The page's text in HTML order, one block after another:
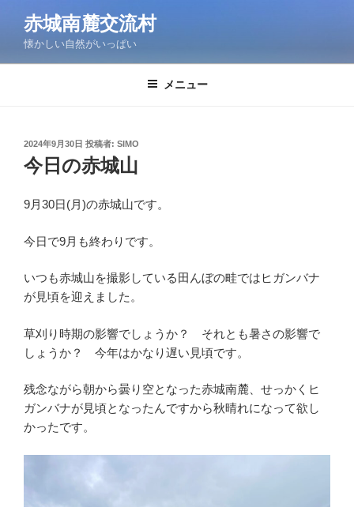
ン
赤城南麓交流村
懐かしい自然がいっぱい
メニュー
投
稿
日:
2024年9月30日 投稿者: SIMO
今日の赤城山
9月30日(月)の赤城山です。
今日で9月も終わりです。
いつも赤城山を撮影している田んぼの畦ではヒガンバナ
が見頃を迎えました。
草刈り時期の影響でしょうか？ それとも暑さの影響で
しょうか？ 今年はかなり遅い見頃です。
残念ながら朝から曇り空となった赤城南麓、せっかくヒ
ガンバナが見頃となったんですから秋晴れになって欲し
かったです。